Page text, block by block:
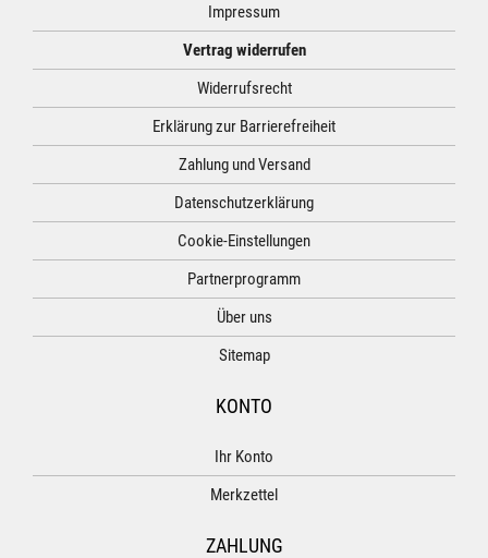
Impressum
Vertrag widerrufen
Widerrufsrecht
Erklärung zur Barrierefreiheit
Zahlung und Versand
Datenschutzerklärung
Cookie-Einstellungen
Partnerprogramm
Über uns
Sitemap
KONTO
Ihr Konto
Merkzettel
ZAHLUNG